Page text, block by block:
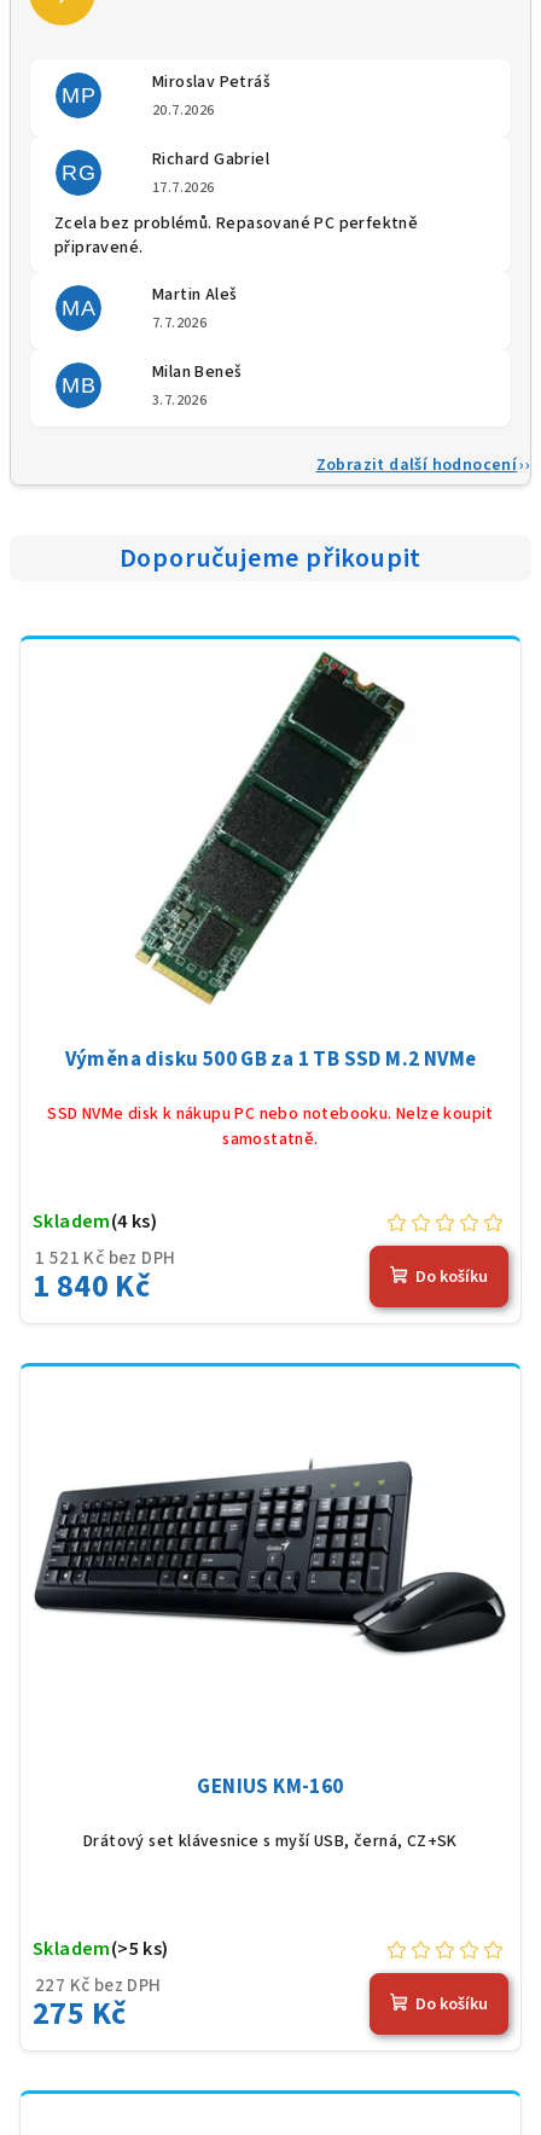
MP
Miroslav Petráš
20.7.2026
RG
Richard Gabriel
17.7.2026
Zcela bez problémů. Repasované PC perfektně
připravené.
MA
Martin Aleš
7.7.2026
MB
Milan Beneš
3.7.2026
Zobrazit další hodnocení
Doporučujeme přikoupit
Výměna disku 500 GB za 1 TB SSD M.2 NVMe
SSD NVMe disk k nákupu PC nebo notebooku. Nelze koupit
samostatně.
1 521 Kč bez DPH
1 840 Kč
Skladem(4 ks)
Do košíku
GENIUS KM-160
Drátový set klávesnice s myší USB, černá, CZ+SK
227 Kč bez DPH
275 Kč
Skladem(>5 ks)
Do košíku